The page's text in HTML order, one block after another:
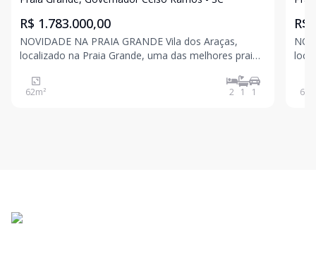
R$ 1.783.000,00
NOVIDADE NA PRAIA GRANDE Vila dos Araças,
localizado na Praia Grande, uma das melhores praias
Azul que comprova seu alto nível de preservação
ambiental. Uma praia com mar aberto e cristalino, e
62m² 2 1 1
R$
64